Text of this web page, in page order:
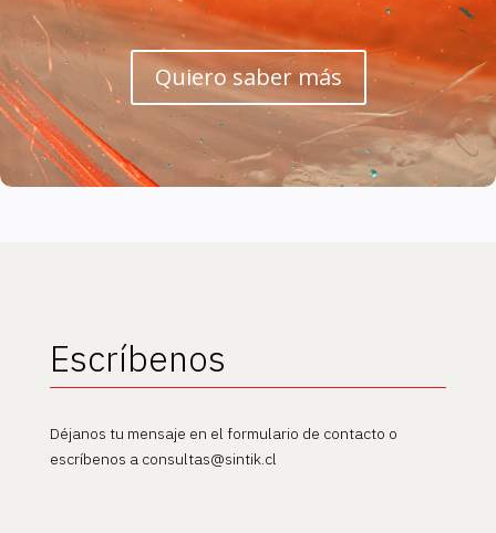
Quiero saber más
Escríbenos
Déjanos tu mensaje en el formulario de contacto o
escríbenos a consultas@sintik.cl